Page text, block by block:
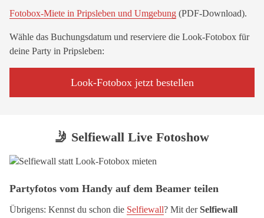
Fotobox-Miete in Pripsleben und Umgebung (PDF-Download).
Wähle das Buchungsdatum und reserviere die Look-Fotobox für
deine Party in Pripsleben:
Look-Fotobox jetzt bestellen
🤳 Selfiewall Live Fotoshow
Partyfotos vom Handy auf dem Beamer teilen
Übrigens: Kennst du schon die Selfiewall? Mit derSelfiewall